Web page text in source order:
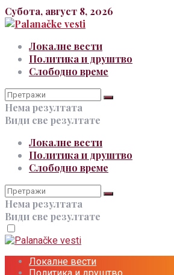
Субота, август 8, 2026
Локалне вести
Политика и друштво
Слободно време
Нема резултата
Види све резултате
Локалне вести
Политика и друштво
Слободно време
Нема резултата
Види све резултате
Локалне вести